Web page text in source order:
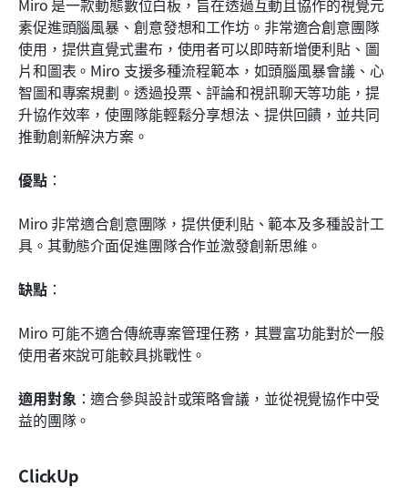
素促進頭腦風暴、創意發想和工作坊。非常適合創意團隊
使用，提供直覺式畫布，使用者可以即時新增便利貼、圖
片和圖表。Miro 支援多種流程範本，如頭腦風暴會議、心
智圖和專案規劃。透過投票、評論和視訊聊天等功能，提
升協作效率，使團隊能輕鬆分享想法、提供回饋，並共同
推動創新解決方案。
優點：
Miro 非常適合創意團隊，提供便利貼、範本及多種設計工
具。其動態介面促進團隊合作並激發創新思維。
缺點：
Miro 可能不適合傳統專案管理任務，其豐富功能對於一般
使用者來說可能較具挑戰性。
適用對象 ：適合參與設計或策略會議，並從視覺協作中受
益的團隊。
ClickUp